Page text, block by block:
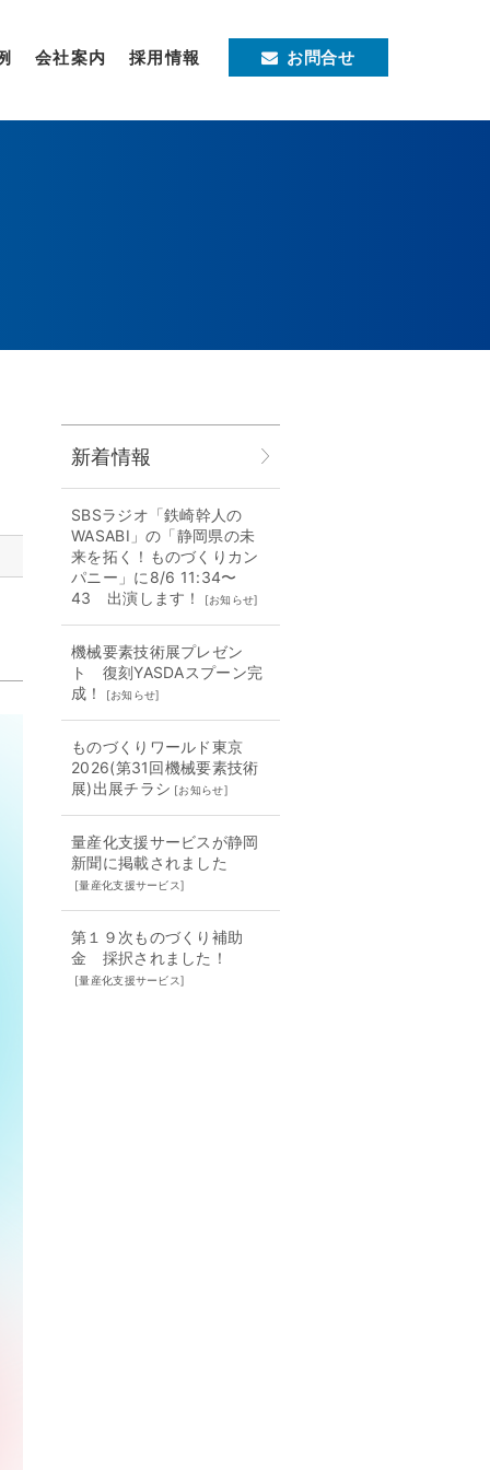
会社案内 採用情報 お問合せ
新着情報
SBSラジオ「鉄崎幹人の
WASABI」の「静岡県の未
来を拓く！ものづくりカン
パニー」に8/6 11:34〜
43 出演します！
[お知らせ]
機械要素技術展プレゼン
ト 復刻YASDAスプーン完
成！
[お知らせ]
ものづくりワールド東京
2026(第31回機械要素技術
展)出展チラシ [お知らせ]
量産化支援サービスが静岡
新聞に掲載されました
[量産化支援サービス]
第１９次ものづくり補助
金 採択されました！
[量産化支援サービス]